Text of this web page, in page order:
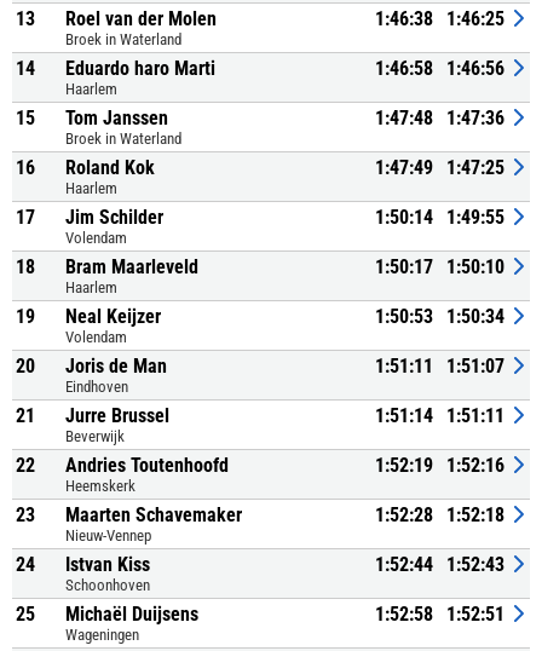
13 Roel van der Molen
Broek in Waterland
1:46:38 1:46:25
14 Eduardo haro Marti
Haarlem
1:46:58 1:46:56
15 Tom Janssen
Broek in Waterland
1:47:48 1:47:36
16 Roland Kok
Haarlem
1:47:49 1:47:25
17 Jim Schilder
Volendam
1:50:14 1:49:55
18 Bram Maarleveld
Haarlem
1:50:17 1:50:10
19 Neal Keijzer
Volendam
1:50:53 1:50:34
20 Joris de Man
Eindhoven
1:51:11 1:51:07
21 Jurre Brussel
Beverwijk
1:51:14 1:51:11
22 Andries Toutenhoofd
Heemskerk
1:52:19 1:52:16
23 Maarten Schavemaker
Nieuw-Vennep
1:52:28 1:52:18
24 Istvan Kiss
Schoonhoven
1:52:44 1:52:43
25 Michaël Duijsens
Wageningen
1:52:58 1:52:51